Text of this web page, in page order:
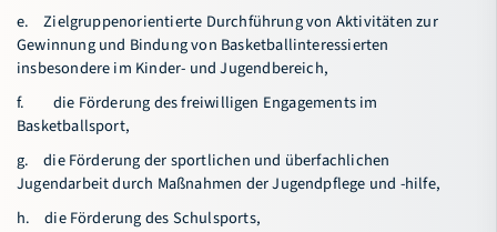
e. Zielgruppenorientierte Durchführung von Aktivitäten zur
Gewinnung und Bindung von Basketballinteressierten
insbesondere im Kinder- und Jugendbereich,
f. die Förderung des freiwilligen Engagements im
Basketballsport,
g. die Förderung der sportlichen und überfachlichen
Jugendarbeit durch Maßnahmen der Jugendpflege und -hilfe,
h. die Förderung des Schulsports,